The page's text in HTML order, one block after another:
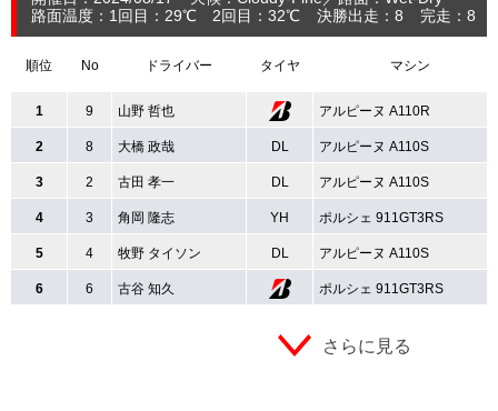
路面温度：1回目：29℃ 2回目：32℃
決勝出走：8 完走：8
順位 No ドライバー タイヤ マシン
1 9 山野 哲也 アルピーヌ A110R
2 8 大橋 政哉 DL アルピーヌ A110S
3 2 古田 孝一 DL アルピーヌ A110S
4 3 角岡 隆志 YH ポルシェ 911GT3RS
5 4 牧野 タイソン DL アルピーヌ A110S
6 6 古谷 知久 ポルシェ 911GT3RS
さらに見る